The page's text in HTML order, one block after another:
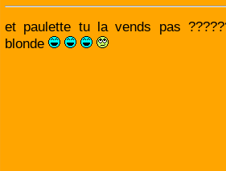
et paulette tu la vends pas
blonde